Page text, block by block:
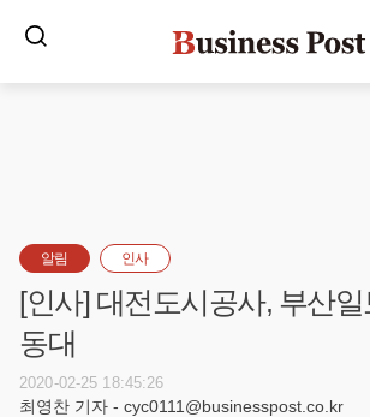
알림 인사
[인사] 대전도시공사, 부산
동대
2020-02-25 18:45:26
최영찬 기자 - cyc0111@businesspost.co.kr